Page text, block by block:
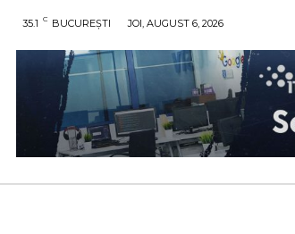
35.1 C BUCUREȘTI JOI, AUGUST 6, 2026